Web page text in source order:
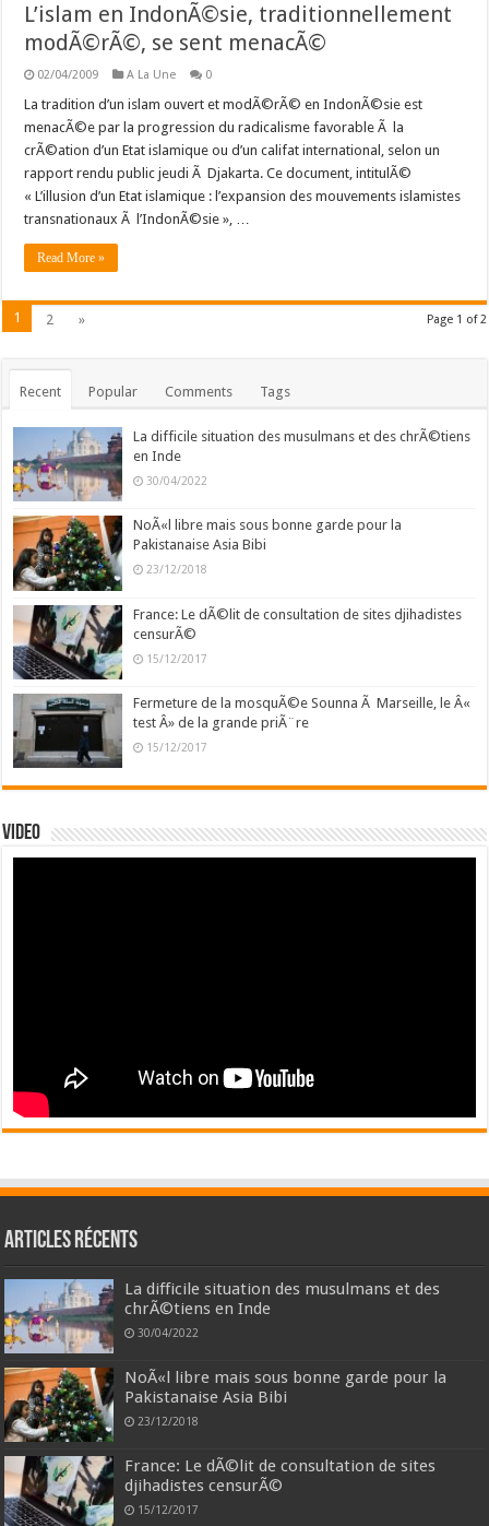
L’islam en IndonÃ©sie, traditionnellement
modÃ©rÃ©, se sent menacÃ©
02/04/2009 A La Une 0
La tradition d’un islam ouvert et modÃ©rÃ© en IndonÃ©sie est
menacÃ©e par la progression du radicalisme favorable Ã la
crÃ©ation d’un Etat islamique ou d’un califat international, selon un
rapport rendu public jeudi Ã Djakarta. Ce document, intitulÃ©
« L’illusion d’un Etat islamique : l’expansion des mouvements islamistes
transnationaux Ã l’IndonÃ©sie », …
Read More »
Page 1 of 2
1 2 »
Recent Popular Comments Tags
La difficile situation des musulmans et des chrÃ©tiens
en Inde
30/04/2022
NoÃ«l libre mais sous bonne garde pour la
Pakistanaise Asia Bibi
23/12/2018
France: Le dÃ©lit de consultation de sites djihadistes
censurÃ©
15/12/2017
Fermeture de la mosquÃ©e Sounna Ã Marseille, le Â«
test Â» de la grande priÃ¨re
15/12/2017
Video
Articles récents
La difficile situation des musulmans et des
chrÃ©tiens en Inde
30/04/2022
NoÃ«l libre mais sous bonne garde pour la
Pakistanaise Asia Bibi
23/12/2018
France: Le dÃ©lit de consultation de sites
djihadistes censurÃ©
15/12/2017